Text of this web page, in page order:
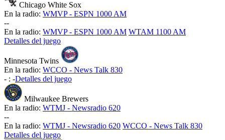
Chicago White Sox
En la radio: WMVP - ESPN 1000 AM
--
En la radio: WMVP - ESPN 1000 AM WTAM 1100 AM
Detalles del juego
Minnesota Twins
En la radio: WCCO - News Talk 830
- : -Detalles del juego
Milwaukee Brewers
En la radio: WTMJ - Newsradio 620
--
En la radio: WTMJ - Newsradio 620 WCCO - News Talk 830
Detalles del juego